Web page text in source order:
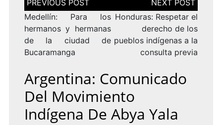
de
entradas
Medellín: Para los
hermanos y hermanas
de la ciudad de
Bucaramanga
Honduras: Respetar el
derecho de los
pueblos indígenas a la
consulta previa
Argentina: Comunicado
Del Movimiento
Indígena De Abya Yala